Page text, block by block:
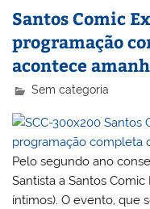
Santos Comic
programação
acontece
Sem categoria
Pelo segundo ano
Santista a Santos
íntimos). O evento, que